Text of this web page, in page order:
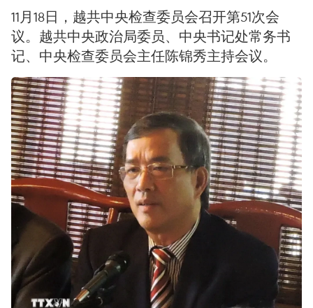
11月18日，越共中央检查委员会召开第51次会
议。越共中央政治局委员、中央书记处常务书
记、中央检查委员会主任陈锦秀主持会议。